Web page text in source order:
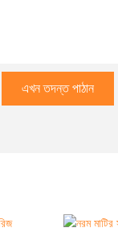
এখন তদন্ত পাঠান